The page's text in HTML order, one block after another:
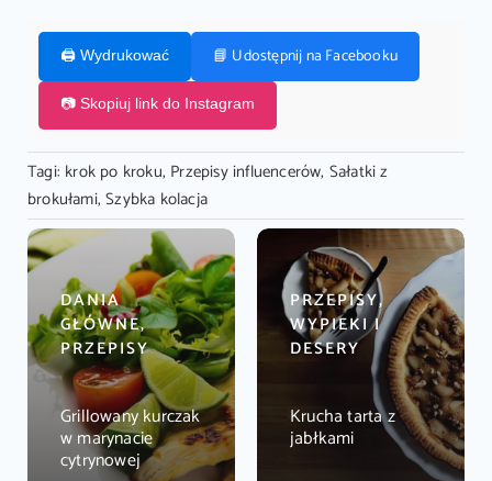
🖨️ Wydrukować 📘 Udostępnij na Facebooku
📷 Skopiuj link do Instagram
Tagi: krok po kroku, Przepisy influencerów, Sałatki z
brokułami,Szybka kolacja
DANIA
GŁÓWNE,
PRZEPISY
Grillowany kurczak
w marynacie
cytrynowej
PRZEPISY,
WYPIEKI I
DESERY
Krucha tarta z
jabłkami